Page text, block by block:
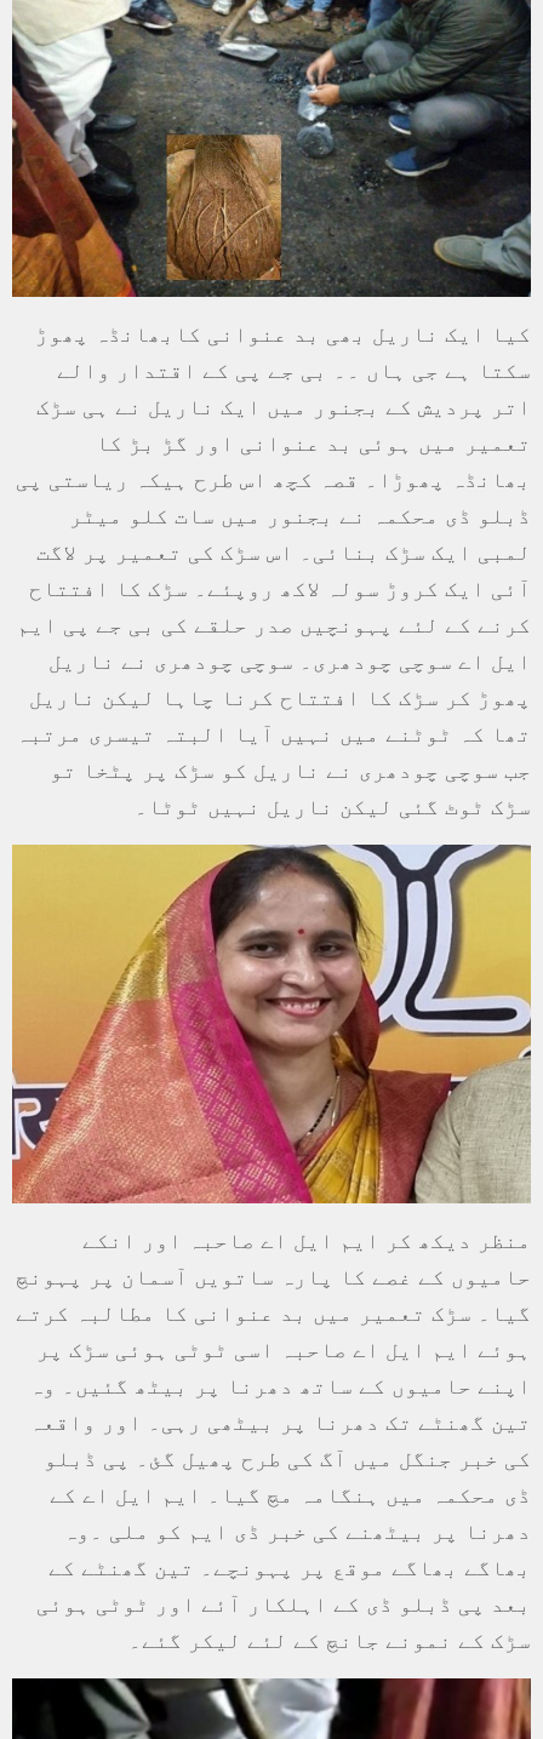
کیا ایک ناریل بھی بد عنوانی کابھانڈہ پھوڑ
سکتا ہے جی ہاں ۔۔ بی جے پی کے اقتدار والے
اتر پردیش کے بجنور میں ایک ناریل نے ہی سڑک
تعمیر میں ہوئی بد عنوانی اور گڑ بڑ کا
بھانڈہ پھوڑا۔ قصہ کچھ اس طرح ہیکہ ریاستی پی
ڈبلو ڈی محکمہ نے بجنور میں سات کلو میٹر
لمبی ایک سڑک بنائی۔ اس سڑک کی تعمیر پر لاگت
آئی ایک کروڑ سولہ لاکھ روپئے۔ سڑک کا افتتاح
کرنے کے لئے پہونچیں صدر حلقے کی بی جے پی ایم
ایل اے سوچی چودھری۔ سوچی چودھری نے ناریل
پھوڑ کر سڑک کا افتتاح کرنا چاہا لیکن ناریل
تھا کہ ٹوٹنے میں نہیں آیا البتہ تیسری مرتبہ
جب سوچی چودھری نے ناریل کو سڑک پر پٹخا تو
سڑک ٹوٹ گئی لیکن ناریل نہیں ٹوٹا۔
منظر دیکھ کر ایم ایل اے صاحبہ اور انکے
حامیوں کے غصے کا پارہ ساتویں آسمان پر پہونچ
گیا۔ سڑک تعمیر میں بد عنوانی کا مطالبہ کرتے
ہوئے ایم ایل اے صاحبہ اسی ٹوٹی ہوئی سڑک پر
اپنے حامیوں کے ساتھ دھرنا پر بیٹھ گئیں۔ وہ
تین گھنٹے تک دھرنا پر بیٹھی رہی۔ اور واقعہ
کی خبر جنگل میں آگ کی طرح پھیل گئ۔ پی ڈبلو
ڈی محکمہ میں ہنگامہ مچ گیا۔ ایم ایل اے کے
دھرنا پر بیٹھنے کی خبر ڈی ایم کو ملی ۔وہ
بھاگے بھاگے موقع پر پہونچے۔ تین گھنٹے کے
بعد پی ڈبلو ڈی کے اہلکار آئے اور ٹوٹی ہوئی
سڑک کے نمونے جانچ کے لئے لیکر گئے۔